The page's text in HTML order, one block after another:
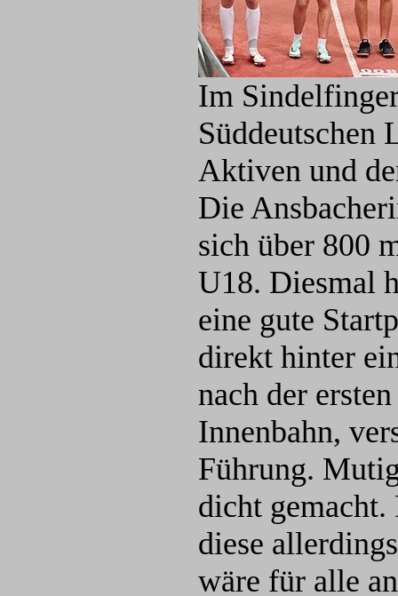
Im
Süddeutschen
Aktiven und
Die
sich über 800
U18. Diesmal
eine gute
direkt hinter
nach der
Innenbahn,
Führung.
dicht
diese
wäre für alle